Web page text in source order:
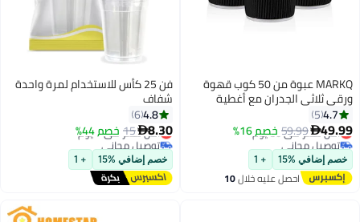
فن 25 كأس للاستخدام لمرة واحدة
شفاف
8.30
15خصم 44%
أقل سعر في 7 يوم
توصيل مجاني
أقل سعر في 7 يوم
خصم إضافي %15